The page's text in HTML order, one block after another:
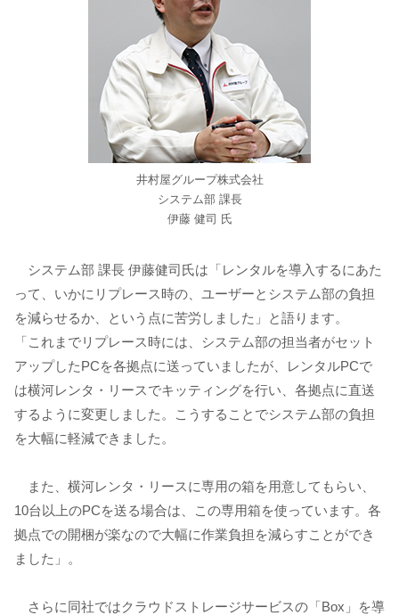
井村屋グループ株式会社
システム部 課長
伊藤 健司 氏
システム部 課長 伊藤健司氏は「レンタルを導入するにあた
って、いかにリプレース時の、ユーザーとシステム部の負担
を減らせるか、という点に苦労しました」と語ります。
「これまでリプレース時には、システム部の担当者がセット
アップしたPCを各拠点に送っていましたが、レンタルPCで
は横河レンタ・リースでキッティングを行い、各拠点に直送
するように変更しました。こうすることでシステム部の負担
を大幅に軽減できました。
また、横河レンタ・リースに専用の箱を用意してもらい、
10台以上のPCを送る場合は、この専用箱を使っています。各
拠点での開梱が楽なので大幅に作業負担を減らすことができ
ました」。
さらに同社ではクラウドストレージサービスの「Box」を導